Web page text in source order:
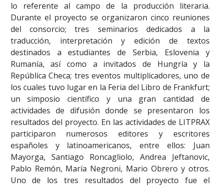
lo referente al campo de la producción literaria.
Durante el proyecto se organizaron cinco reuniones
del consorcio; tres seminarios dedicados a la
traducción, interpretación y edición de textos
destinados a estudiantes de Serbia, Eslovenia y
Rumanía, así como a invitados de Hungría y la
República Checa; tres eventos multiplicadores, uno de
los cuales tuvo lugar en la Feria del Libro de Frankfurt;
un simposio científico y una gran cantidad de
actividades de difusión donde se presentaron los
resultados del proyecto. En las actividades de LITPRAX
participaron numerosos editores y escritores
españoles y latinoamericanos, entre ellos: Juan
Mayorga, Santiago Roncagliolo, Andrea Jeftanovic,
Pablo Remón, María Negroni, Mario Obrero y otros.
Uno de los tres resultados del proyecto fue el